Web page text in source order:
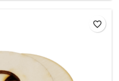
favorite_border